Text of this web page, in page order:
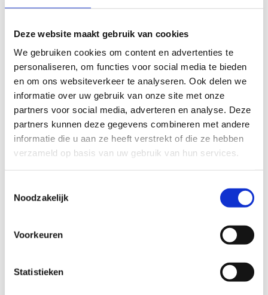
Deze website maakt gebruik van cookies
We gebruiken cookies om content en advertenties te
personaliseren, om functies voor social media te bieden
en om ons websiteverkeer te analyseren. Ook delen we
informatie over uw gebruik van onze site met onze
partners voor social media, adverteren en analyse. Deze
partners kunnen deze gegevens combineren met andere
informatie die u aan ze heeft verstrekt of die ze hebben
verzameld op basis van uw gebruik van hun services.
Noodzakelijk
Voorkeuren
Statistieken
Burgemeester Beemsterboerstraat 40,
0229-551264
Huisartsenpraktijk Bax en Breedijk
Wielewaal 11, 1602 PV Enkhuizen
0228-317519
Kleingouw 41 E, 1619 CC Andijk